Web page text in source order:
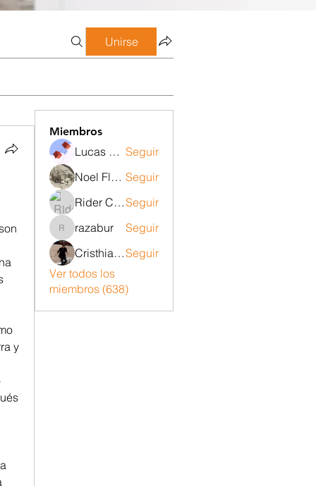
Unirse
y
Miembros
Lucas Meneghetti Seguir
Noel Flores ruiz Seguir
Rider CarrizoSeguir
razabur
razabur
Seguir
Cristhian Belito MoranSeguir
Ver todos los
miembros (638)